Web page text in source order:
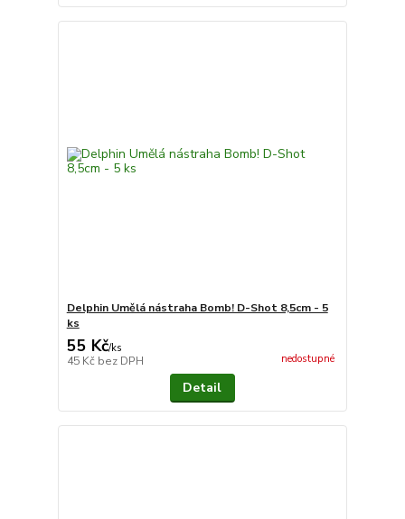
Delphin Umělá nástraha Bomb! D-Shot 8,5cm - 5
ks
55 Kč/ks
45 Kč bez DPH nedostupné
Detail